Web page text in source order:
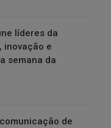
líderes da
inovação e
semana da
de